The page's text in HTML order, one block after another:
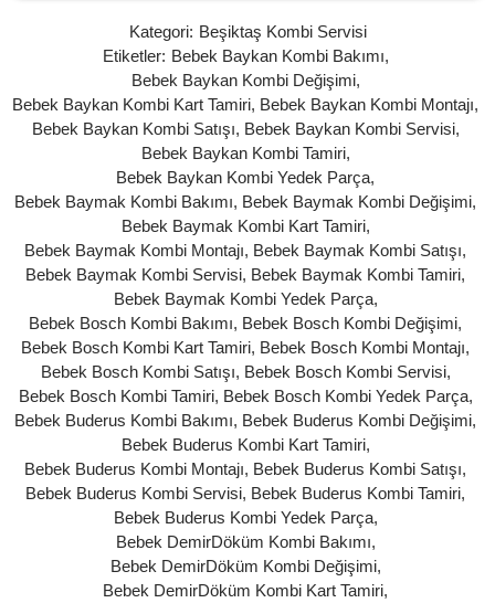
Kategori: Beşiktaş Kombi Servisi
Etiketler: Bebek Baykan Kombi Bakımı,
Bebek Baykan Kombi Değişimi,
Bebek Baykan Kombi Kart Tamiri, Bebek Baykan Kombi Montajı,
Bebek Baykan Kombi Satışı, Bebek Baykan Kombi Servisi,
Bebek Baykan Kombi Tamiri,
Bebek Baykan Kombi Yedek Parça,
Bebek Baymak Kombi Bakımı, Bebek Baymak Kombi Değişimi,
Bebek Baymak Kombi Kart Tamiri,
Bebek Baymak Kombi Montajı, Bebek Baymak Kombi Satışı,
Bebek Baymak Kombi Servisi, Bebek Baymak Kombi Tamiri,
Bebek Baymak Kombi Yedek Parça,
Bebek Bosch Kombi Bakımı, Bebek Bosch Kombi Değişimi,
Bebek Bosch Kombi Kart Tamiri, Bebek Bosch Kombi Montajı,
Bebek Bosch Kombi Satışı, Bebek Bosch Kombi Servisi,
Bebek Bosch Kombi Tamiri, Bebek Bosch Kombi Yedek Parça,
Bebek Buderus Kombi Bakımı, Bebek Buderus Kombi Değişimi,
Bebek Buderus Kombi Kart Tamiri,
Bebek Buderus Kombi Montajı, Bebek Buderus Kombi Satışı,
Bebek Buderus Kombi Servisi, Bebek Buderus Kombi Tamiri,
Bebek Buderus Kombi Yedek Parça,
Bebek DemirDöküm Kombi Bakımı,
Bebek DemirDöküm Kombi Değişimi,
Bebek DemirDöküm Kombi Kart Tamiri,